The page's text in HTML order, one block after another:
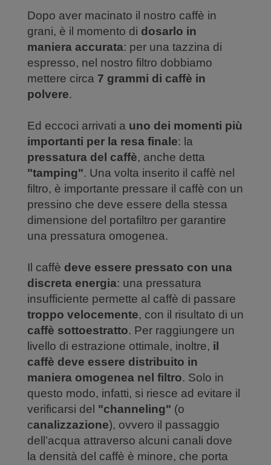
Dopo aver macinato il nostro caffè in
grani, è il momento di dosarlo in
maniera accurata: per una tazzina di
espresso, nel nostro filtro dobbiamo
mettere circa 7 grammi di caffè in
polvere.
Ed eccoci arrivati a uno dei momenti più
importanti per la resa finale: la
pressatura del caffè, anche detta
"tamping". Una volta inserito il caffè nel
filtro, è importante pressare il caffè con un
pressino che deve essere della stessa
dimensione del portafiltro per garantire
una pressatura omogenea.
Il caffè deve essere pressato con una
discreta energia: una pressatura
insufficiente permette al caffè di passare
troppo velocemente, con il risultato di un
caffè sottoestratto. Per raggiungere un
livello di estrazione ottimale, inoltre, il
caffè deve essere distribuito in
maniera omogenea nel filtro. Solo in
questo modo, infatti, si riesce ad evitare il
verificarsi del "channeling" (o
canalizzazione), ovvero il passaggio
dell’acqua attraverso alcuni canali dove
la densità del caffè è minore, che porta